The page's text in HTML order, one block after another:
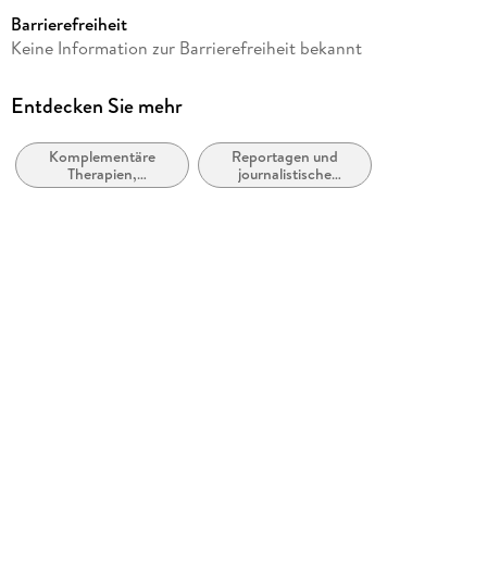
Dateigröße
Autor/Autorin
Verlag/Hersteller
Knaur MensSana eBook
Barrierefreiheit
Keine Information zur Barrierefreiheit bekannt
Entdecken Sie mehr
Komplementäre
Therapien,
Heilverfahren und
Reportagen und
journalistische
Berichterstattung